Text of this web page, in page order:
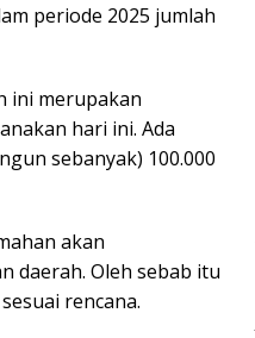
periode 2025 jumlah
ini merupakan
hari ini. Ada
sebanyak) 100.000
akan
daerah. Oleh sebab itu
rencana.